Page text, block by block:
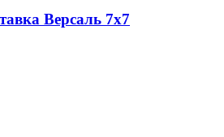
Версаль 7х7